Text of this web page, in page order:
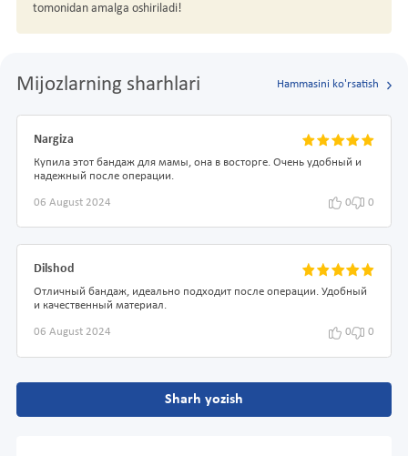
tomonidan amalga oshiriladi!
Mijozlarning sharhlari Hammasini ko'rsatish
Nargiza
Купила этот бандаж для мамы, она в восторге. Очень удобный и
надежный после операции.
06 August 2024 0 0
Dilshod
Отличный бандаж, идеально подходит после операции. Удобный
и качественный материал.
06 August 2024 0 0
Sharh yozish